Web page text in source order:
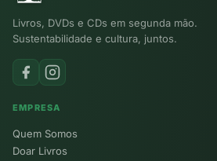
Livros, DVDs e CDs em segunda mão.
Sustentabilidade e cultura, juntos.
EMPRESA
Quem Somos
Doar Livros